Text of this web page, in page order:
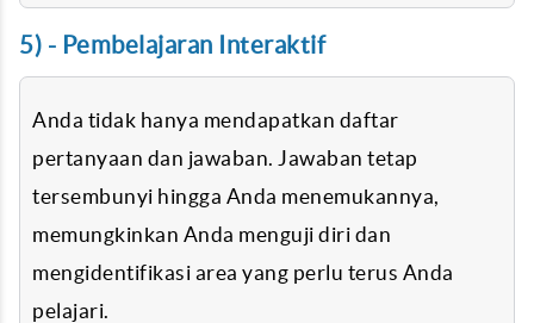
5) - Pembelajaran Interaktif
Anda tidak hanya mendapatkan daftar
pertanyaan dan jawaban. Jawaban tetap
tersembunyi hingga Anda menemukannya,
memungkinkan Anda menguji diri dan
mengidentifikasi area yang perlu terus Anda
pelajari.